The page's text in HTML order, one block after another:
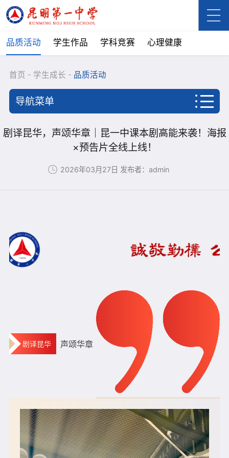
品质活动 学生作品 学科竞赛 心理健康
首页 学生成长 品质活动
导航菜单
首页
新闻资讯
学生作品
学科竞赛
建校120周年
剧译昆华，声颂华章｜昆一中课本剧高能来袭！海报
×预告片全线上线！
2026年03月27日 发布者：admin
剧译昆华 声颂华章